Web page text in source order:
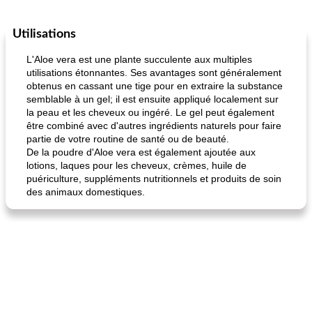
Marques de confiance: recettes et
fiesta tostadas le méga's jopp joes
Utilisations
L'Aloe vera est une plante succulente aux multiples
utilisations étonnantes. Ses avantages sont généralement
obtenus en cassant une tige pour en extraire la substance
semblable à un gel; il est ensuite appliqué localement sur
la peau et les cheveux ou ingéré. Le gel peut également
être combiné avec d'autres ingrédients naturels pour faire
partie de votre routine de santé ou de beauté.
De la poudre d'Aloe vera est également ajoutée aux
lotions, laques pour les cheveux, crèmes, huile de
puériculture, suppléments nutritionnels et produits de soin
des animaux domestiques.